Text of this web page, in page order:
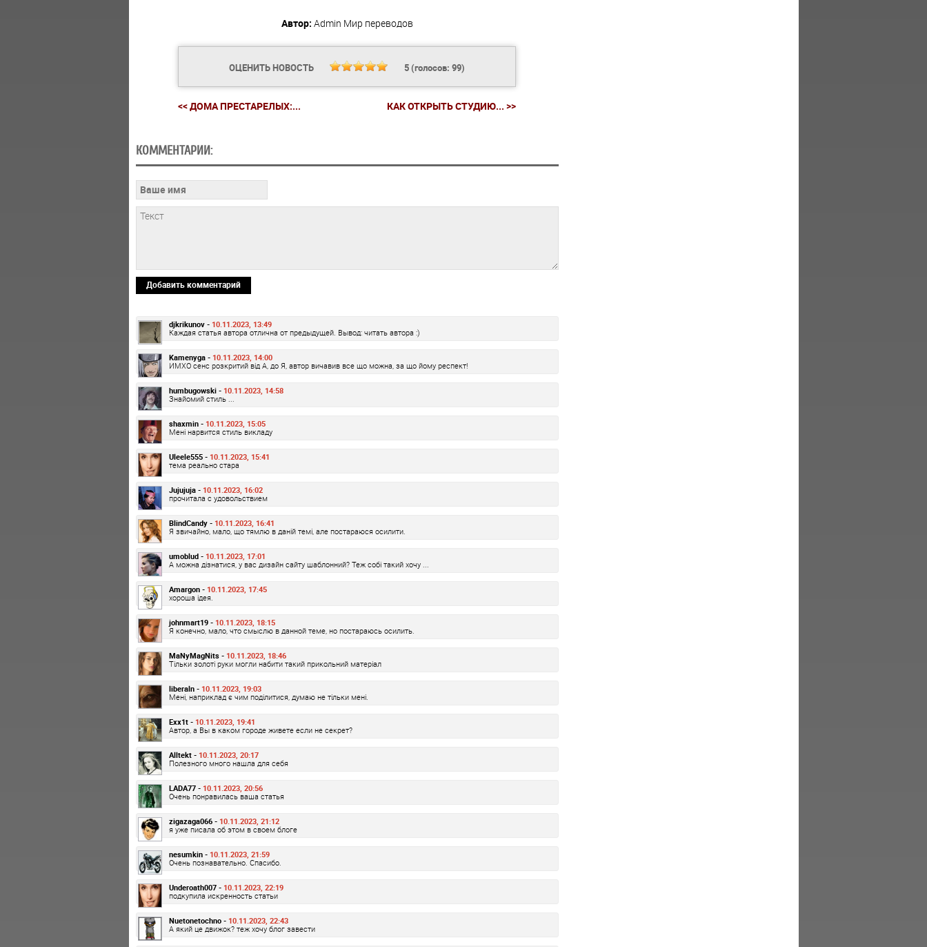
Автор: Admin Мир переводов
ОЦЕНИТЬ НОВОСТЬ 5(голосов: 99)
<< ДОМА ПРЕСТАРЕЛЫХ:... КАК ОТКРЫТЬ СТУДИЮ... >>
КОММЕНТАРИИ:
Добавить комментарий
djkrikunov - 10.11.2023, 13:49
Каждая статья автора отлична от предыдущей. Вывод: читать автора :)
Kamenyga - 10.11.2023, 14:00
ИМХО сенс розкритий від А, до Я, автор вичавив все що можна, за що йому респект!
humbugowski - 10.11.2023, 14:58
Знайомий стиль ...
shaxmin - 10.11.2023, 15:05
Мені нарвится стиль викладу
Uleele555 - 10.11.2023, 15:41
тема реально стара
Jujujuja - 10.11.2023, 16:02
прочитала с удовольствием
BlindCandy - 10.11.2023, 16:41
Я звичайно, мало, що тямлю в даній темі, але постараюся осилити.
umoblud - 10.11.2023, 17:01
А можна дізнатися, у вас дизайн сайту шаблонний? Теж собі такий хочу ...
Amargon - 10.11.2023, 17:45
хороша ідея.
johnmart19 - 10.11.2023, 18:15
Я конечно, мало, что смыслю в данной теме, но постараюсь осилить.
MaNyMagNits - 10.11.2023, 18:46
Тільки золоті руки могли набити такий прикольний матеріал
liberaln - 10.11.2023, 19:03
Мені, наприклад є чим поділитися, думаю не тільки мені.
Exx1t - 10.11.2023, 19:41
Автор, а Вы в каком городе живете если не секрет?
Alltekt - 10.11.2023, 20:17
Полезного много нашла для себя
LADA77 - 10.11.2023, 20:56
Очень понравилась ваша статья
zigazaga066 - 10.11.2023, 21:12
я уже писала об этом в своем блоге
nesumkin - 10.11.2023, 21:59
Очень познавательно. Спасибо.
Underoath007 - 10.11.2023, 22:19
подкупила искренность статьи
Nuetonetochno - 10.11.2023, 22:43
А який це движок? теж хочу блог завести